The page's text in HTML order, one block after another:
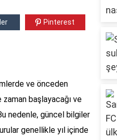
Pinterest
ve önceden
zaman başlayacağı ve
nedenle, güncel bilgiler
genellikle yıl içinde